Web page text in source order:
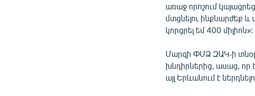
առաջ որոշում
մտցնելու ինքնարժեք և
կորցրել եմ 400 միլիոն»:
Մարզի ՓՄՁ ԶԱԿ֊ի
խնդիրներից, ասաց, որ
այլ Երևանում է